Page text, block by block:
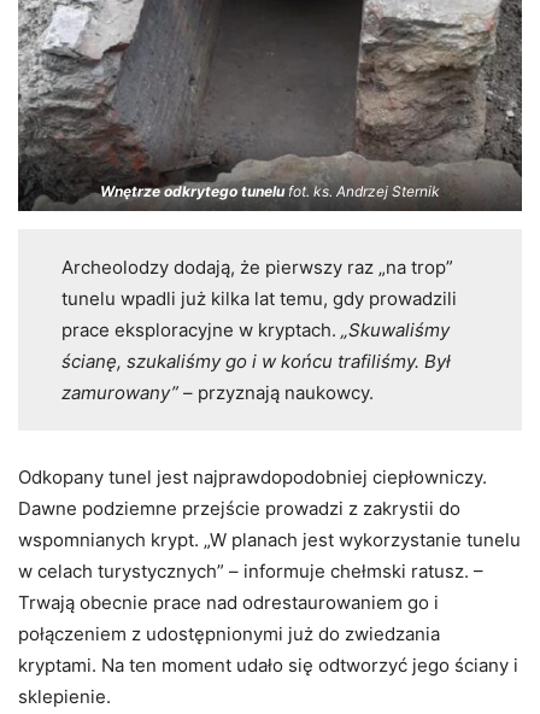
Wnętrze odkrytego tunelufot. ks. Andrzej Sternik
Archeolodzy dodają, że pierwszy raz „na trop”
tunelu wpadli już kilka lat temu, gdy prowadzili
prace eksploracyjne w kryptach. „Skuwaliśmy
ścianę, szukaliśmy go i w końcu trafiliśmy. Był
zamurowany”– przyznają naukowcy.
Odkopany tunel jest najprawdopodobniej ciepłowniczy.
Dawne podziemne przejście prowadzi z zakrystii do
wspomnianych krypt. „W planach jest wykorzystanie tunelu
w celach turystycznych” – informuje chełmski ratusz. –
Trwają obecnie prace nad odrestaurowaniem go i
połączeniem z udostępnionymi już do zwiedzania
kryptami. Na ten moment udało się odtworzyć jego ściany i
sklepienie.